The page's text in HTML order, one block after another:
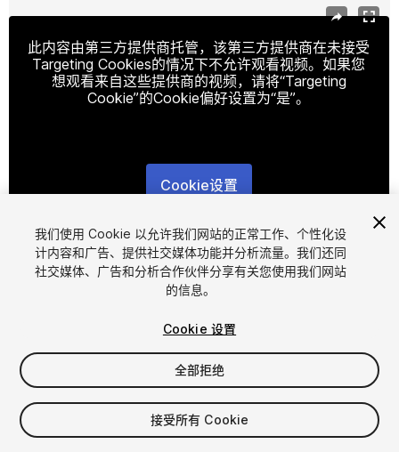
此内容由第三方提供商托管，该第三方提供商在未接受
Targeting Cookies的情况下不允许观看视频。如果您
想观看来自这些提供商的视频，请将“Targeting
Cookie”的Cookie偏好设置为“是”。
Cookie设置
1/2
$29.99
增值税将在结算时计算
我们使用 Cookie 以允许我们网站的正常工作、个性化设
计内容和广告、提供社交媒体功能并分析流量。我们还同
社交媒体、广告和分析合作伙伴分享有关您使用我们网站
的信息。
Cookie 设置
全部拒绝
接受所有 Cookie